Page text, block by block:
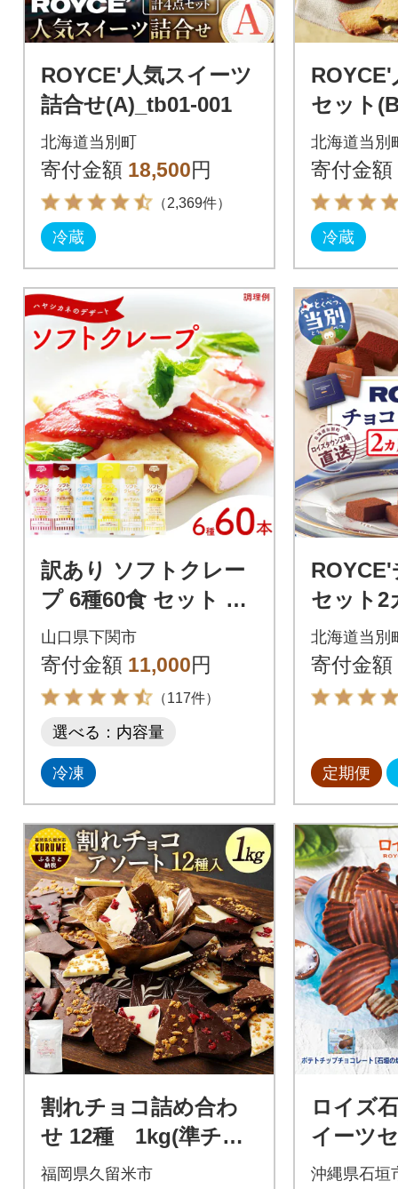
ROYCE'人気スイーツ
詰合せ(A)_tb01-001
北海道当別町
寄付金額 18,500円
（2,369件）
冷蔵
ROYCE'
セット
北海道当別
寄付金額
冷蔵
訳あり ソフトクレー
プ 6種60食 セット 冷
凍 個包装 スイーツ デ
ザート おやつ IR030
山口県下関市
寄付金額 11,000円
（117件）
選べる：内容量
冷凍
セット2
b01-004
北海道当別
寄付金額
定期便
割れチョコ詰め合わ
せ 12種 1kg(準チョ
コレート)
福岡県久留米市
ロイズ
イーツ
チップ
沖縄県石垣